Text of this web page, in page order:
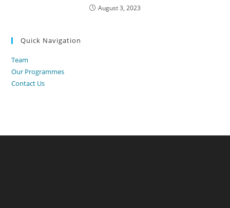
August 3, 2023
Quick Navigation
Team
Our Programmes
Contact Us